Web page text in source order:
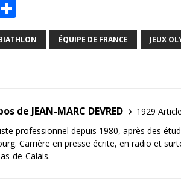
ar
ta
r
ÉQUIPE DE FRANCE JEUX
de JEAN-MARC DEVRED
1929
professionnel depuis 1980, après des
Carrière en presse écrite, en radio et
de-Calais.